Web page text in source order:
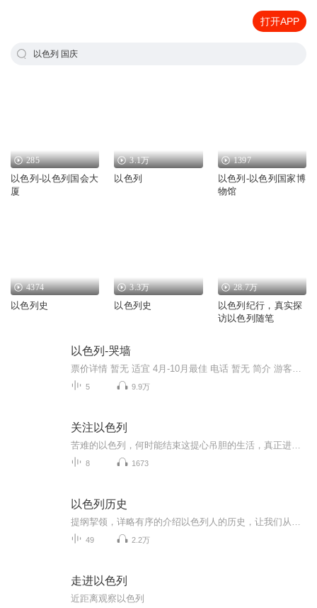
打开APP
以色列 国庆
285
以色列-以色列国会大
厦
3.1万
以色列
1397
以色列-以色列国家博
物馆
4374
以色列史
3.3万
以色列史
28.7万
以色列纪行，真实探
访以色列随笔
以色列-哭墙
5 9.9万
关注以色列
8 1673
以色列历史
49 2.2万
走进以色列
近距离观察以色列